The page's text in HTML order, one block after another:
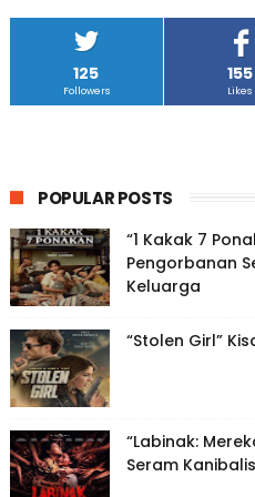
125
Followers
155
Likes
POPULAR POSTS
“1 Kakak 7
Pengorbanan
Keluarga
“Stolen Girl”
“Labinak:
Seram